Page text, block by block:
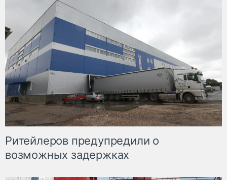
Ритейлеров предупредили о
возможных задержках